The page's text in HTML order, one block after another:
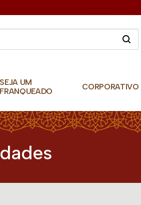
SEJA UM
FRANQUEADO
CORPORATIVO